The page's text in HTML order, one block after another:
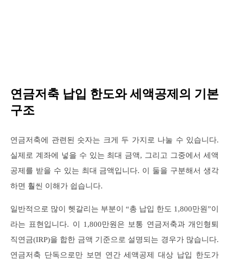
연금저축 납입 한도와 세액공제의 기본
구조
연금저축에 관련된 숫자는 크게 두 가지로 나눌 수 있습니다.
실제로 계좌에 넣을 수 있는 최대 금액, 그리고 그중에서 세액
공제를 받을 수 있는 최대 금액입니다. 이 둘을 구분해서 생각
하면 훨씬 이해가 쉽습니다.
일반적으로 많이 헷갈리는 부분이 “총 납입 한도 1,800만원”이
라는 표현입니다. 이 1,800만원은 보통 연금저축과 개인형퇴
직연금(IRP)을 합한 금액 기준으로 설명되는 경우가 많습니다.
연금저축 단독으로만 보면 연간 세액공제 대상 납입 한도가